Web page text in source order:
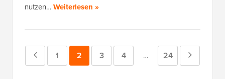
nutzen…Weiterlesen »
Vorherige
Seite
1 Seite
2 Seite
3 Seite
4
Zwischenseiten
weggelassen
… Seite
24